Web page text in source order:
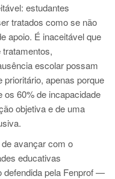
estudantes
tratados como se não
apoio. É inaceitável que
escolar possam
apenas porque
os 60% de incapacidade
objetiva e de uma
avançar com o
educativas
pela Fenprof —